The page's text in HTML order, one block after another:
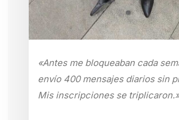
«Antes me bloqueaban cada
envío 400 mensajes diarios sin
Mis inscripciones se